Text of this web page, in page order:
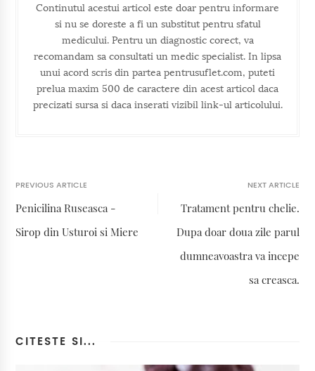
Continutul acestui articol este doar pentru informare
si nu se doreste a fi un substitut pentru sfatul
medicului. Pentru un diagnostic corect, va
recomandam sa consultati un medic specialist. In lipsa
unui acord scris din partea pentrusuflet.com, puteti
prelua maxim 500 de caractere din acest articol daca
precizati sursa si daca inserati vizibil link-ul articolului.
PREVIOUS ARTICLE
Penicilina Ruseasca -
Sirop din Usturoi si Miere
NEXT ARTICLE
Tratament pentru chelie.
Dupa doar doua zile parul
dumneavoastra va incepe
sa creasca.
CITESTE SI...